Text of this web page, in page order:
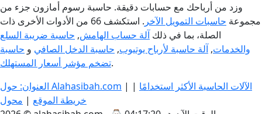
وزد من أرباحك مع حسابات دقيقة. حاسبة رسوم أمازون جزء من
مجموعة حاسبات التمويل الآخر
. استكشف 66 من الأدوات الأخرى ذات
الصلة، بما في ذلك آلة حساب الهامش, حاسبة ضريبة السلع
والخدمات, آلة حاسبة لأرباح يوتيوب, حاسبة الدخل الصافي و حاسبة
تضخم مؤشر أسعار المستهلك.
العنوان: حول Alahasibah.com | الآلات الحاسبة الأكثر استخدامًا |
خريطة الموقع | محول